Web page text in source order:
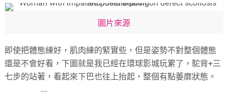
圖片來源
即使把體態練好，肌肉練的緊實些，但是姿勢不對整個體態
還是不會好看，下圖就是我已經在環球影城玩累了，駝背+三
七步的站著，看起來下巴也往上抬起，整個有點萎靡狀態。